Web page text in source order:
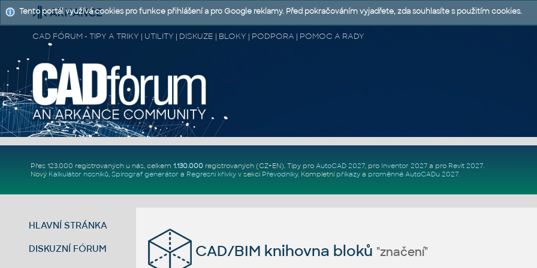
CAD FÓRUM - TIPY A TRIKY | UTILITY | DISKUZE | BLOKY | PODPORA | POMOC A RADY
Přes 123.000 registrovaných u nás, celkem 1.130.000registrovaných (CZ+EN). Tipy pro AutoCAD 2027, pro Inventor 2027a pro Revit 2027.
Nový Kalkulátor nosníků, Spirograf generátor a Regresní křivkyv sekci Převodníky. Kompletní příkazya proměnné AutoCADu 2027.
HLAVNÍ STRÁNKA
DISKUZNÍ FÓRUM CAD/BIM knihovna bloků "značení"
Tento portál využívá cookies pro funkce přihlášení a pro Google reklamy. Před pokračováním vyjadřete, zda souhlasíte s použitím cookies.